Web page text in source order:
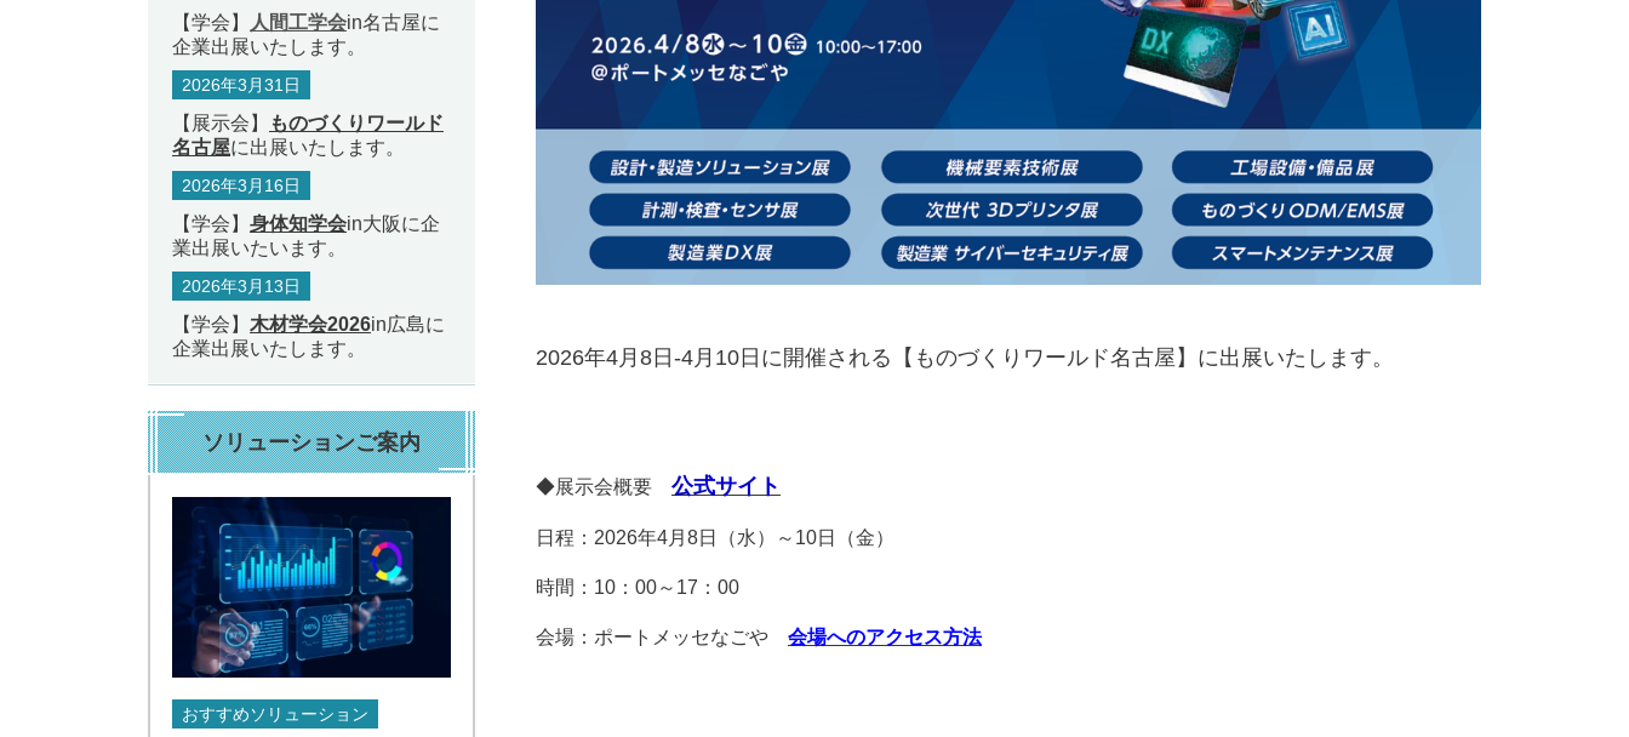
2026年4月8日-4月10日に開催される【ものづくりワールド名古屋 】 に出展いたします。
◆展示会概要 公式サイト
日程：2026年4月8日（水）～10日（金）
時間：10：00～17：00
会場：ポートメッセなごや 会場へのアクセス方法
【学会】 人間工学会in名古屋に
企業出展いたします。
2026年3月31日
【展示会】
ものづくりワールド
名古屋に出展いたします。
2026年3月16日
【学会】 身体知学会in大阪に企
業出展いたいます。
2026年3月13日
【学会】 木材学会2026in広島に
企業出展いたします。
ソリューションご案内
おすすめソリューション